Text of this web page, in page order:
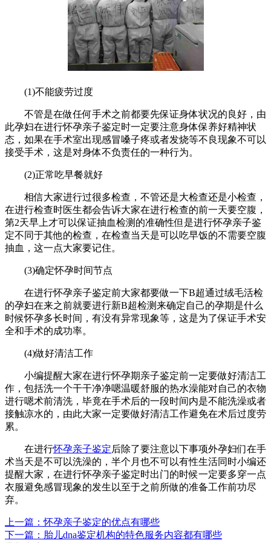
(1)不能疲劳过度
不管是在做任何手术之前都要先保证身体状况的良好，由
此孕妇在进行怀孕亲子鉴定时一定要注意身体保养好精神状
态，如果在手术室出现感冒嗓子疼或者发烧等不良现象不可以
接受手术，这是对身体不负责任的一种行为。
(2)正常吃早餐就好
相信大家进行过很多检查，不管还是大检查还是小检查，
在进行检查时医生都会告诉大家在进行检查的前一天要空腹，
第2天早上才可以保证抽血检测的准确性但是进行怀孕亲子鉴
定不同于其他的检查，在检查当天是可以吃早饭的不需要空腹
抽血，这一点大家要记住。
(3)确定怀孕时间节点
在进行怀孕亲子鉴定前大家都要做一下B超通过绒毛活检
的孕妇在来之前就要进行新B超检测来确定自己的孕期是什么
时候怀孕多长时间，有没有异常现象等，这是为了保证手术安
全和手术的成功率。
(4)做好清洁工作
小编提醒大家在进行怀孕期亲子鉴定前一定要做好清洁工
作，包括洗一个干干净净嗯温暖舒服的热水澡能对自己的衣物
进行嗯术前清洗，毕竟在手术后的一段时间内是不能洗澡或者
接触凉水的，由此大家一定要做好清洁工作避免在术后过度劳
累。
在进行怀孕亲子鉴定后除了要注意以下事项外孕妇们在手
术当天是不可以洗澡的，半个月也不可以有性生活同时小编还
提醒大家，在进行怀孕亲子鉴定时出门的时候一定要多穿一点
衣服避免感冒现象的发生以至于之前所做的准备工作前功尽
弃。
上一篇：怀孕亲子鉴定的优点有哪些
下一篇：胎儿dna鉴定机构的特色服务内容都有哪些